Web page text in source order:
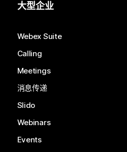
大型企业
Webex Suite
Calling
Meetings
消息传递
Slido
Webinars
Events